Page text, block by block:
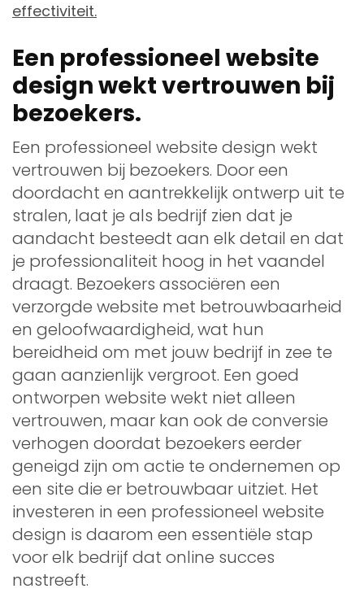
effectiviteit.
Een professioneel website
design wekt vertrouwen bij
bezoekers.
Een professioneel website design wekt
vertrouwen bij bezoekers. Door een
doordacht en aantrekkelijk ontwerp uit te
stralen, laat je als bedrijf zien dat je
aandacht besteedt aan elk detail en dat
je professionaliteit hoog in het vaandel
draagt. Bezoekers associëren een
verzorgde website met betrouwbaarheid
en geloofwaardigheid, wat hun
bereidheid om met jouw bedrijf in zee te
gaan aanzienlijk vergroot. Een goed
ontworpen website wekt niet alleen
vertrouwen, maar kan ook de conversie
verhogen doordat bezoekers eerder
geneigd zijn om actie te ondernemen op
een site die er betrouwbaar uitziet. Het
investeren in een professioneel website
design is daarom een essentiële stap
voor elk bedrijf dat online succes
nastreeft.